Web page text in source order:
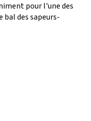
pour l'une des
bal des sapeurs-